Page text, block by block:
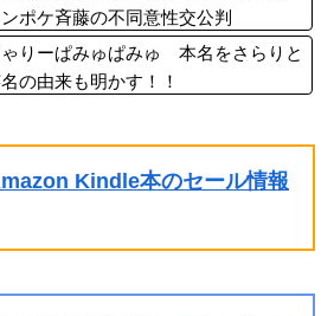
ポケ斉藤の不同意性交公判
ゃりーぱみゅぱみゅ 本名をさらりと
の由来も明かす！！
Kindle本のセール情報